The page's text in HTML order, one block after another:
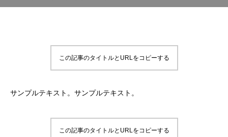
この記事のタイトルとURLをコピーする
サンプルテキスト。サンプルテキスト。
この記事のタイトルとURLをコピーする